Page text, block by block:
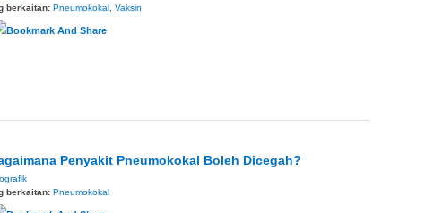
berkaitan: Pneumokokal Vaksin
Penyakit Pneumokokal Boleh Dicegah?
berkaitan: Pneumokokal